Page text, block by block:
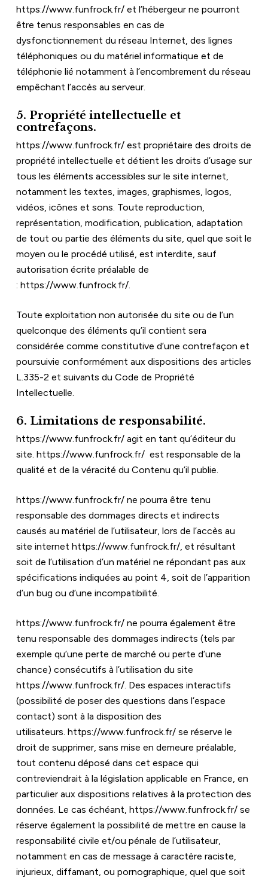
https://www.funfrock.fr/ et l’hébergeur ne pourront
être tenus responsables en cas de
dysfonctionnement du réseau Internet, des lignes
téléphoniques ou du matériel informatique et de
téléphonie lié notamment à l’encombrement du réseau
empêchant l’accès au serveur.
5. Propriété intellectuelle et
contrefaçons.
https://www.funfrock.fr/ est propriétaire des droits de
propriété intellectuelle et détient les droits d’usage sur
tous les éléments accessibles sur le site internet,
notamment les textes, images, graphismes, logos,
vidéos, icônes et sons. Toute reproduction,
représentation, modification, publication, adaptation
de tout ou partie des éléments du site, quel que soit le
moyen ou le procédé utilisé, est interdite, sauf
autorisation écrite préalable de
: https://www.funfrock.fr/.
Toute exploitation non autorisée du site ou de l’un
quelconque des éléments qu’il contient sera
considérée comme constitutive d’une contrefaçon et
poursuivie conformément aux dispositions des articles
L.335-2 et suivants du Code de Propriété
Intellectuelle.
6. Limitations de responsabilité.
https://www.funfrock.fr/ agit en tant qu’éditeur du
site. https://www.funfrock.fr/ est responsable de la
qualité et de la véracité du Contenu qu’il publie.
https://www.funfrock.fr/ ne pourra être tenu
responsable des dommages directs et indirects
causés au matériel de l’utilisateur, lors de l’accès au
site internet https://www.funfrock.fr/, et résultant
soit de l’utilisation d’un matériel ne répondant pas aux
spécifications indiquées au point 4, soit de l’apparition
d’un bug ou d’une incompatibilité.
https://www.funfrock.fr/ ne pourra également être
tenu responsable des dommages indirects (tels par
exemple qu’une perte de marché ou perte d’une
https://www.funfrock.fr/. Des espaces interactifs
(possibilité de poser des questions dans l’espace
contact) sont à la disposition des
utilisateurs. https://www.funfrock.fr/ se réserve le
droit de supprimer, sans mise en demeure préalable,
tout contenu déposé dans cet espace qui
contreviendrait à la législation applicable en France, en
particulier aux dispositions relatives à la protection des
données. Le cas échéant, https://www.funfrock.fr/ se
réserve également la possibilité de mettre en cause la
responsabilité civile et/ou pénale de l’utilisateur,
notamment en cas de message à caractère raciste,
injurieux, diffamant, ou pornographique, quel que soit